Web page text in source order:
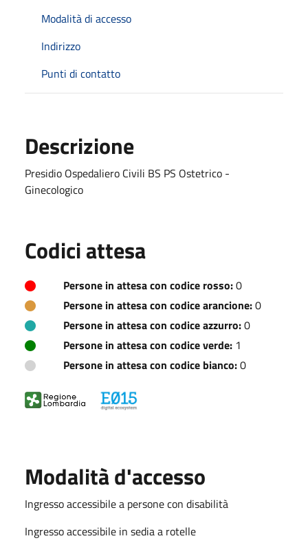
Modalità di accesso
Indirizzo
Punti di contatto
Descrizione
Presidio Ospedaliero Civili BS PS Ostetrico -
Ginecologico
Codici attesa
Persone in attesa con codice rosso:0
Persone in attesa con codice arancione:0
Persone in attesa con codice azzurro:0
Persone in attesa con codice verde: 1
Persone in attesa con codice bianco:0
Modalità d'accesso
Ingresso accessibile a persone con disabilità
Ingresso accessibile in sedia a rotelle